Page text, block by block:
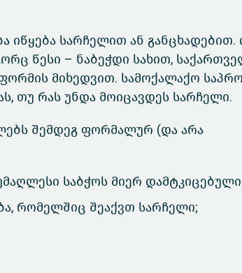
იწყება სარჩელით ან განცხადებით.
წესი – ნაბეჭდი სახით,
მიხედვით. სამოქალაქო
თუ რას უნდა მოიცავდეს სარჩელი.
შემდეგ ფორმალურ (და არა
საბჭოს მიერ
რომელშიც შეაქვთ სარჩელი;